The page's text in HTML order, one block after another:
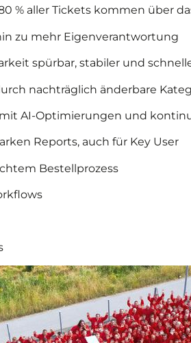
% aller Tickets kommen über
zu mehr Eigenverantwortung
spürbar, stabiler und
nachträglich änderbare
AI-Optimierungen und
Reports, auch für Key User
Bestellprozess